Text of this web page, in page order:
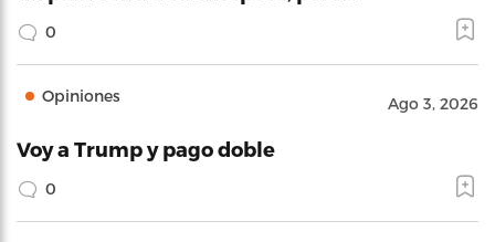
0
Opiniones Ago 3, 2026
Voy a Trump y pago doble
0